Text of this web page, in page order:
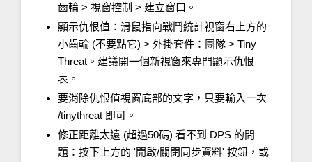
齒輪 > 視窗控制 > 建立窗口。
顯示仇恨值：滑鼠指向戰鬥統計視窗右上方的
小齒輪 (不要點它) > 外掛套件：團隊 > Tiny
Threat。建議開一個新視窗來專門顯示仇恨
表。
要消除仇恨值視窗底部的文字，只要輸入一次
/tinythreat 即可。
修正距離太遠 (超過50碼) 看不到 DPS 的問
題：按下上方的 '開啟/關閉同步資料' 按鈕，或